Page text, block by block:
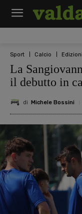
Sport Calcio
La
il debutto in
di Michele Bossini